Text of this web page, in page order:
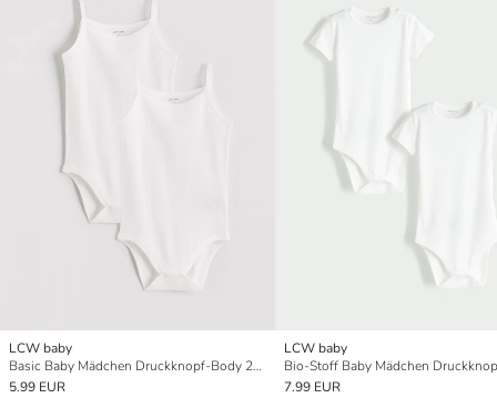
LCW baby
Basic Baby Mädchen Druckknopf-Body 2er-Pack
5.99 EUR
LCW baby
7.99 EUR